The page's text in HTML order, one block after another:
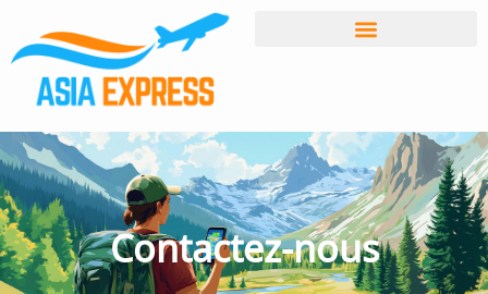
Contactez-nous